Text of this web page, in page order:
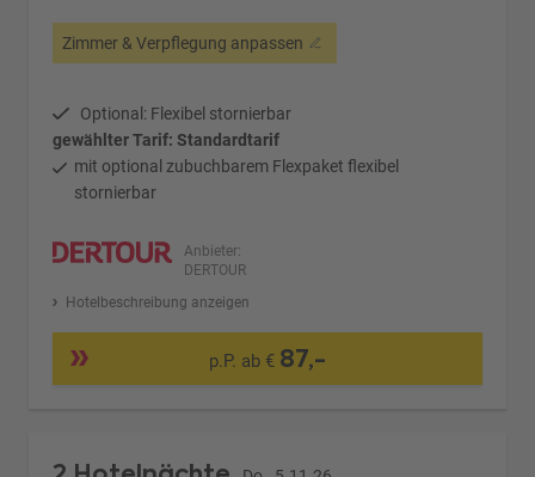
Zimmer & Verpflegung anpassen
Optional: Flexibel stornierbar
gewählter Tarif: Standardtarif
mit optional zubuchbarem Flexpaket flexibel
stornierbar
Anbieter:
DERTOUR
Hotelbeschreibung anzeigen
p.P. ab € 87,-